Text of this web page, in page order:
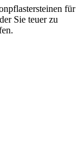
für
Sie teuer zu